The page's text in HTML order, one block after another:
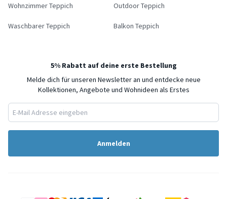
Wohnzimmer Teppich Outdoor Teppich
Waschbarer Teppich Balkon Teppich
5% Rabatt auf deine erste Bestellung
Melde dich für unseren Newsletter an und entdecke neue
Kollektionen, Angebote und Wohnideen als Erstes
Anmelden